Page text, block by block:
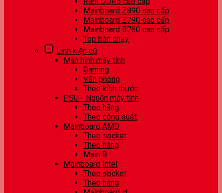
Mainboard Z890 cao cấp
Mainboard Z790 cao cấp
Mainboard B760 cao cấp
Top bán chạy
Linh kiện cũ
Màn hình máy tính
Gaming
Văn phòng
Theo kích thước
PSU - Nguồn máy tính
Theo hãng
Theo công suất
Mainboard AMD
Theo socket
Theo hãng
Main B
Mainboard Intel
Theo socket
Theo hãng